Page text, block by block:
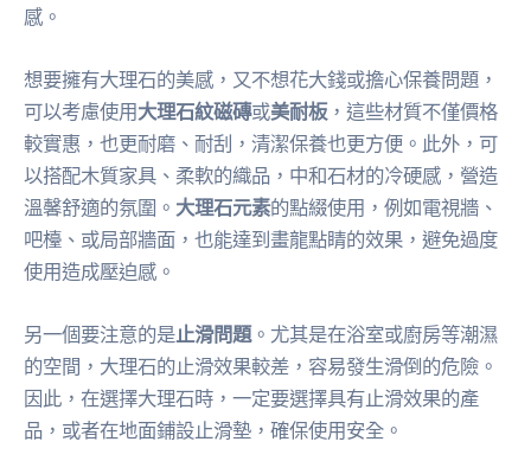
感。
想要擁有大理石的美感，又不想花大錢或擔心保養問題，
可以考慮使用大理石紋磁磚或美耐板 ，這些材質不僅價格
較實惠，也更耐磨、耐刮，清潔保養也更方便。此外，可
以搭配木質家具、柔軟的織品，中和石材的冷硬感，營造
溫馨舒適的氛圍。 大理石元素的點綴使用，例如電視牆、
吧檯、或局部牆面，也能達到畫龍點睛的效果，避免過度
使用造成壓迫感。
另一個要注意的是止滑問題。尤其是在浴室或廚房等潮濕
的空間，大理石的止滑效果較差，容易發生滑倒的危險。
因此，在選擇大理石時，一定要選擇具有止滑效果的產
品，或者在地面鋪設止滑墊，確保使用安全。